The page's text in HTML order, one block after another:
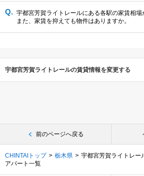
宇都宮芳賀ライトレールにある各駅の家賃相場
また、家賃を抑えても物件はありますか。
宇都宮芳賀ライトレールの賃貸情報を変更する
前のページへ戻る
CHINTAIトップ 栃木県
宇都宮芳賀ライトレー
アパート一覧